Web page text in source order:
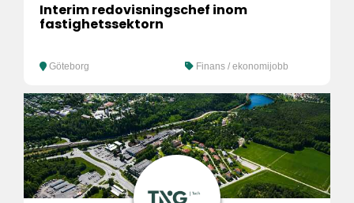
Interim redovisningschef inom
fastighetssektorn
Göteborg Finans / ekonomijobb